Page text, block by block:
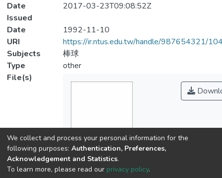
Date
Issued
2017-03-23T09:08:52Z
Date
1992-11-10
URI
https://ir.ntus.edu.tw/handle/987654321/
Subjects
棒球
Type
other
File(s)
Name
115001.pdf
Size
We collect and process your personal information for the
following purposes: Authentication, Preferences,
Acknowledgement and Statistics.
To learn more, please read our privacy policy.